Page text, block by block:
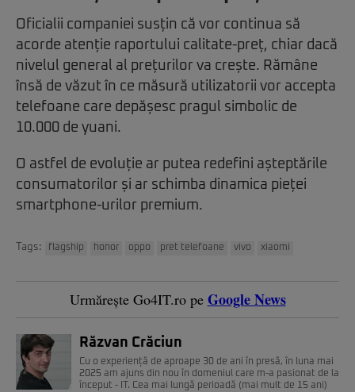
Oficialii companiei susțin că vor continua să
acorde atenție raportului calitate-preț, chiar dacă
nivelul general al prețurilor va crește. Rămâne
însă de văzut în ce măsură utilizatorii vor accepta
telefoane care depășesc pragul simbolic de
10.000 de yuani.
O astfel de evoluție ar putea redefini așteptările
consumatorilor și ar schimba dinamica pieței
smartphone-urilor premium.
Tags: flagship honor oppo pret telefoane vivo xiaomi
Urmărește Go4IT.ro pe Google News
Răzvan Crăciun
Cu o experiență de aproape 30 de ani în presă, în luna mai
2025 am ajuns din nou în domeniul care m-a pasionat de la
început - IT. Cea mai lungă perioadă (mai mult de 15 ani)